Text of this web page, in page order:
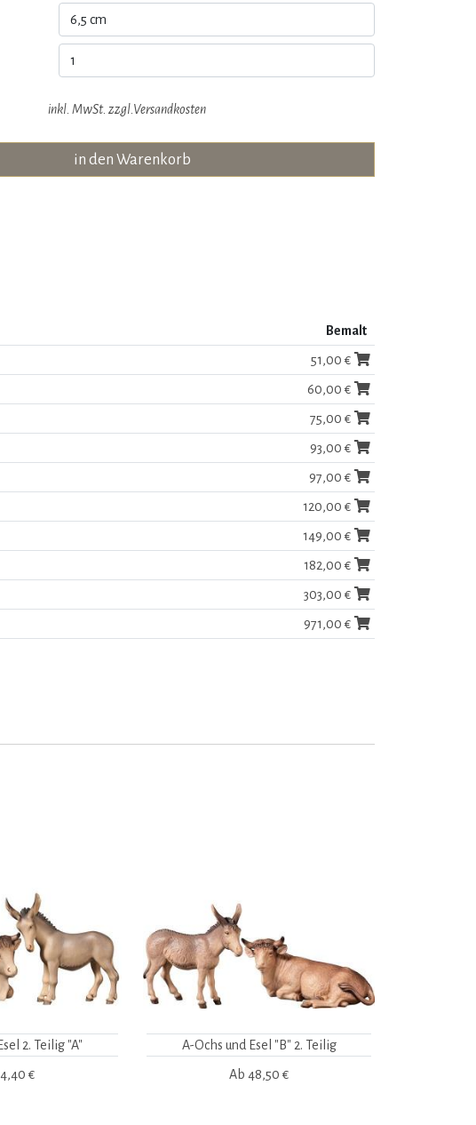
inkl. MwSt. zzgl. Versandkosten
in den Warenkorb
Bemalt
51,00 €
60,00 €
75,00 €
93,00 €
97,00 €
120,00 €
149,00 €
182,00 €
303,00 €
971,00 €
2. Teilig "A"
€
A-Ochs und Esel "B" 2. Teilig
Ab 48,50 €